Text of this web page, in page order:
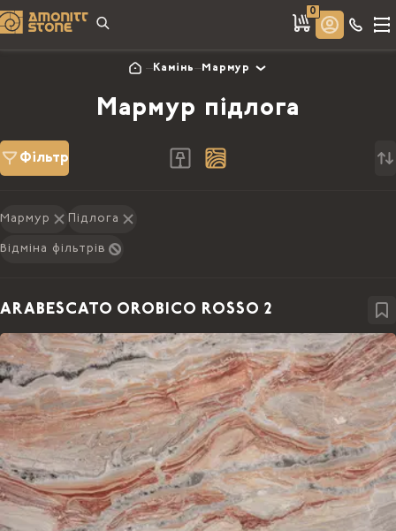
0
Камінь Мармур
Мармур підлога
Фільтр
Мармур Підлога
Відміна фільтрів
ARABESCATO OROBICO ROSSO 2